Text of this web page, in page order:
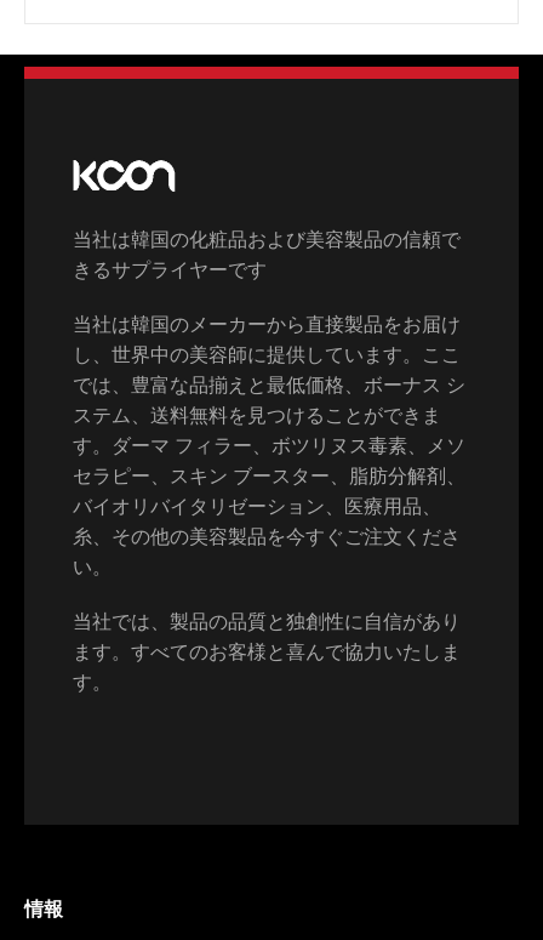
当社は韓国の化粧品および美容製品の信頼で
きるサプライヤーです
当社は韓国のメーカーから直接製品をお届け
し、世界中の美容師に提供しています。ここ
では、豊富な品揃えと最低価格、ボーナス シ
ステム、送料無料を見つけることができま
す。ダーマ フィラー、ボツリヌス毒素、メソ
セラピー、スキン ブースター、脂肪分解剤、
バイオリバイタリゼーション、医療用品、
糸、その他の美容製品を今すぐご注文くださ
い。
当社では、製品の品質と独創性に自信があり
ます。すべてのお客様と喜んで協力いたしま
す。
情報
Switch The Language
English Deutsch
中文 (中国) 日本語